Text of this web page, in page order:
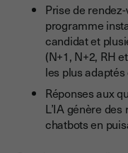
Prise de
programme
candidat et
(N+1, N+2, RH
les plus
Réponses aux
L’IA génère
chatbots en